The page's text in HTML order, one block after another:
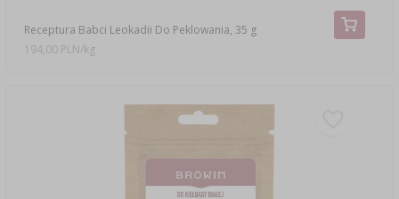
Receptura Babci Leokadii Do Peklowania, 35 g
194,00 PLN/kg